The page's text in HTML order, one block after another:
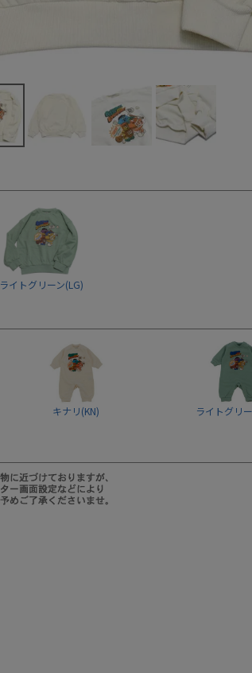
ライトグリーン(LG)
キナリ(KN) ライトグリ